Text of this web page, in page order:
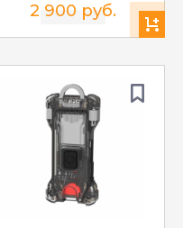
2 900 руб.